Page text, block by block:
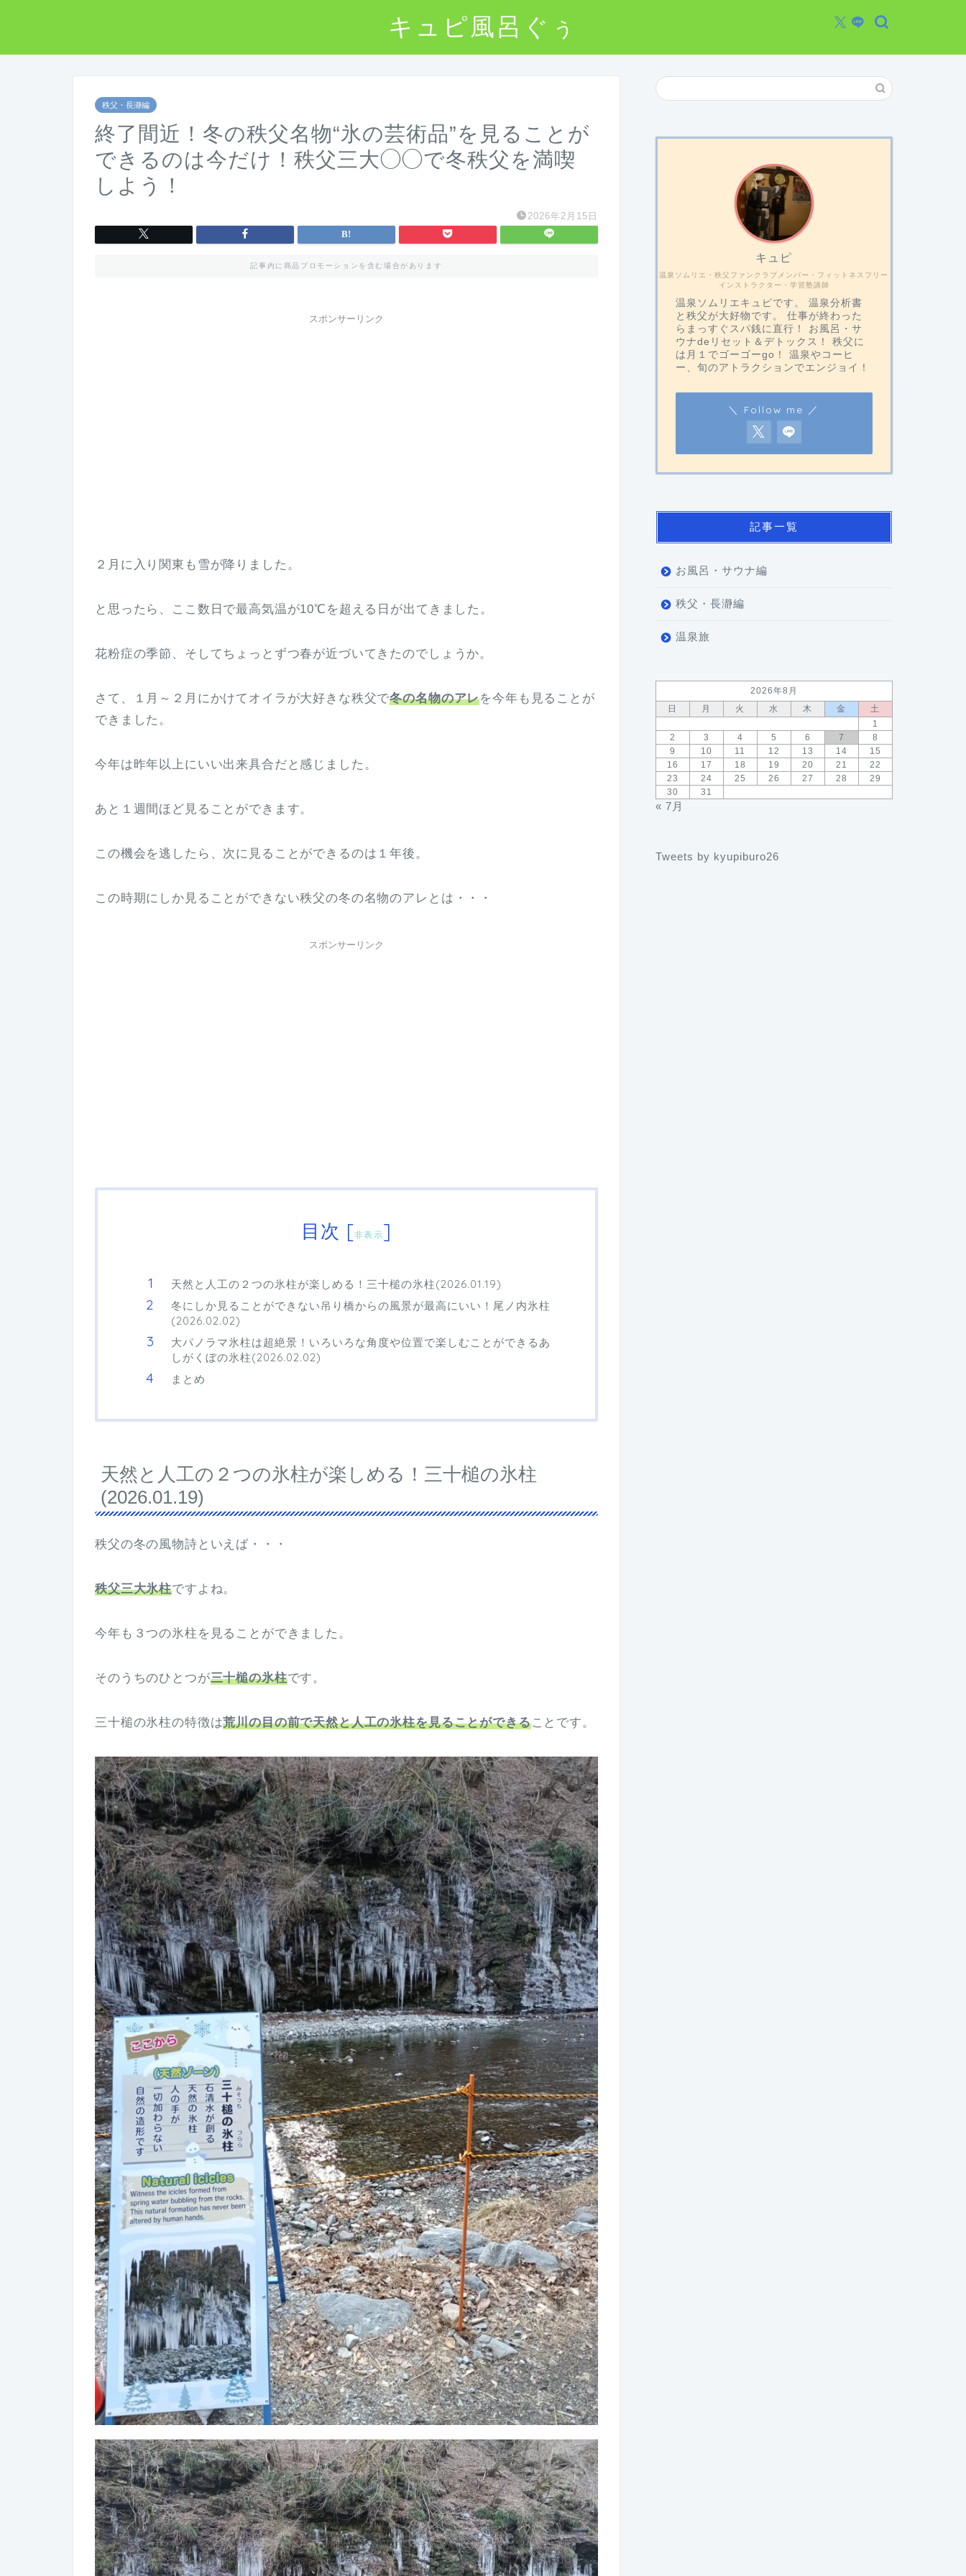
キュピ風呂ぐぅ
秩父・長瀞編
終了間近！冬の秩父名物“氷の芸術品”を見ることが
できるのは今だけ！秩父三大◯◯で冬秩父を満喫
しよう！
2026年2月15日
記事内に商品プロモーションを含む場合があります
スポンサーリンク
２月に入り関東も雪が降りました。
と思ったら、ここ数日で最高気温が10℃を超える日が出てきました。
花粉症の季節、そしてちょっとずつ春が近づいてきたのでしょうか。
さて、１月～２月にかけてオイラが大好きな秩父で冬の名物のアレを今年も見ることが
できました。
今年は昨年以上にいい出来具合だと感じました。
あと１週間ほど見ることができます。
この機会を逃したら、次に見ることができるのは１年後。
この時期にしか見ることができない秩父の冬の名物のアレとは・・・
スポンサーリンク
目次 [非表示]
天然と人工の２つの氷柱が楽しめる！三十槌の氷柱(2026.01.19)
冬にしか見ることができない吊り橋からの風景が最高にいい！尾ノ内氷柱
(2026.02.02)
大パノラマ氷柱は超絶景！いろいろな角度や位置で楽しむことができるあ
しがくぼの氷柱(2026.02.02)
まとめ
天然と人工の２つの氷柱が楽しめる！三十槌の氷柱
(2026.01.19)
秩父の冬の風物詩といえば・・・
秩父三大氷柱ですよね。
今年も３つの氷柱を見ることができました。
そのうちのひとつが三十槌の氷柱です。
三十槌の氷柱の特徴は荒川の目の前で天然と人工の氷柱を見ることができることです。
温泉ソムリエ・秩父ファンクラブメンバー・フィットネスフリー
インストラクター・学習塾講師
キュピ
温泉ソムリエキュピです。 温泉分析書
と秩父が大好物です。 仕事が終わった
らまっすぐスパ銭に直行！ お風呂・サ
ウナdeリセット＆デトックス！ 秩父に
は月１でゴーゴーgo！ 温泉やコーヒ
ー、旬のアトラクションでエンジョイ！
＼ Follow me ／
記事一覧
お風呂・サウナ編
秩父・長瀞編
温泉旅
2026年8月
日
月 火 水 木 金
土
1
2
3 4 5 6 7
8
9
10 11 12 13 14
15
16
17 18 19 20 21
22
23
24 25 26 27 28
29
30
31
« 7月
Tweets by kyupiburo26